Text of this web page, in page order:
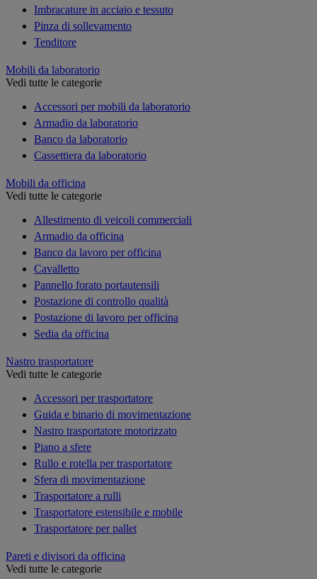
Imbracature in acciaio e tessuto
Pinza di sollevamento
Tenditore
Mobili da laboratorio
Vedi tutte le categorie
Accessori per mobili da laboratorio
Armadio da laboratorio
Banco da laboratorio
Cassettiera da laboratorio
Mobili da officina
Vedi tutte le categorie
Allestimento di veicoli commerciali
Armadio da officina
Banco da lavoro per officina
Cavalletto
Pannello forato portautensili
Postazione di controllo qualità
Postazione di lavoro per officina
Sedia da officina
Nastro trasportatore
Vedi tutte le categorie
Accessori per trasportatore
Guida e binario di movimentazione
Nastro trasportatore motorizzato
Piano a sfere
Rullo e rotella per trasportatore
Sfera di movimentazione
Trasportatore a rulli
Trasportatore estensibile e mobile
Trasportatore per pallet
Pareti e divisori da officina
Vedi tutte le categorie